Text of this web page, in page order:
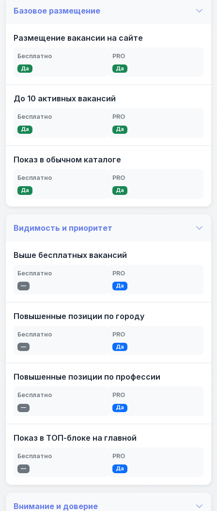
Базовое размещение
Размещение вакансии на сайте
Бесплатно
Да
PRO
Да
До 10 активных вакансий
Бесплатно
Да
PRO
Да
Показ в обычном каталоге
Бесплатно
Да
PRO
Да
Видимость и приоритет
Выше бесплатных вакансий
Бесплатно
—
PRO
Да
Повышенные позиции по городу
Бесплатно
—
PRO
Да
Повышенные позиции по профессии
Бесплатно
—
PRO
Да
Показ в ТОП-блоке на главной
Бесплатно
—
PRO
Да
Внимание и доверие